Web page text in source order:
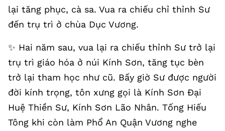
lại tăng phục, cà sa. Vua ra chiếu chỉ thỉnh Sư
đến trụ trì ở chùa Dục Vương.
✨️ Hai năm sau, vua lại ra chiếu thỉnh Sư trở lại
trụ trì giáo hóa ở núi Kính Sơn, tăng tục bèn
trở lại tham học như cũ. Bấy giờ Sư được người
đời kính trọng, tôn xưng gọi là Kính Sơn Đại
Huệ Thiền Sư, Kính Sơn Lão Nhân. Tống Hiếu
Tông khi còn làm Phổ An Quận Vương nghe